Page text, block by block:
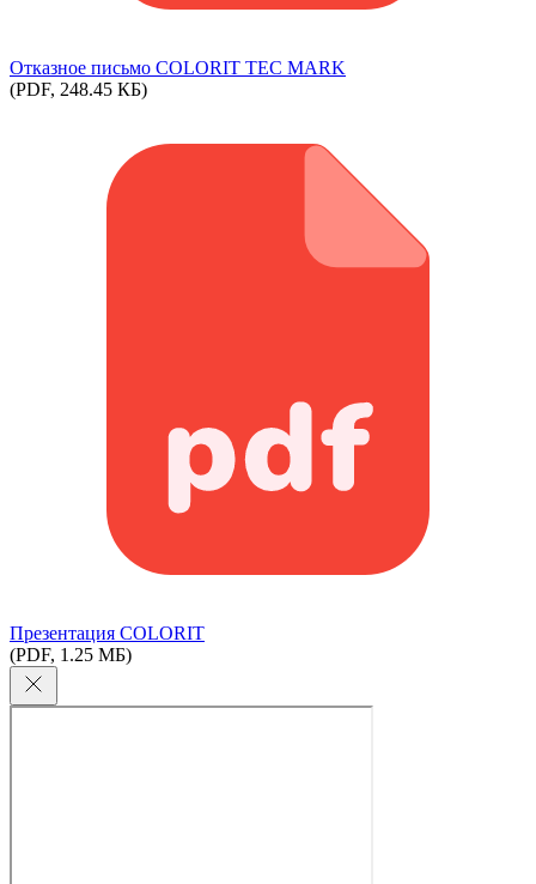
Отказное письмо COLORIT TEC MARK
(PDF, 248.45 КБ)
Презентация COLORIT
(PDF, 1.25 МБ)